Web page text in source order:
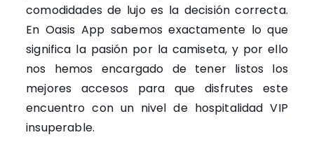
comodidades de lujo es la decisión correcta.
En Oasis App sabemos exactamente lo que
significa la pasión por la camiseta, y por ello
nos hemos encargado de tener listos los
mejores accesos para que disfrutes este
encuentro con un nivel de hospitalidad VIP
insuperable.